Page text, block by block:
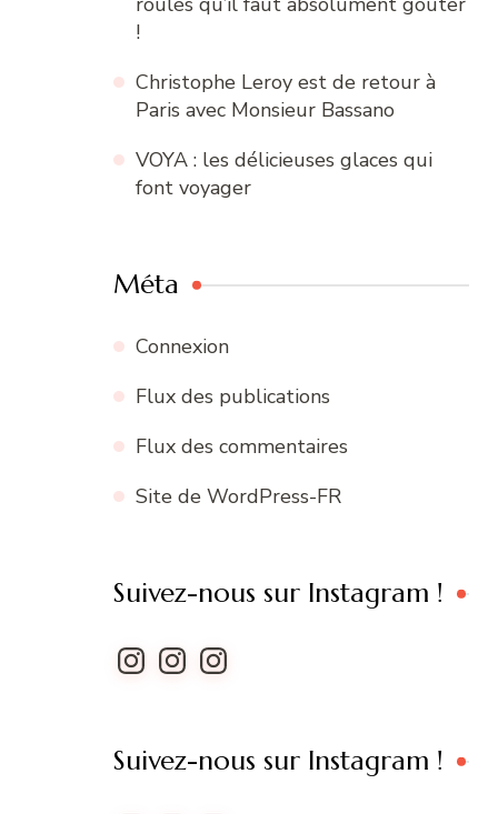
!
Christophe Leroy est de retour à
Paris avec Monsieur Bassano
VOYA : les délicieuses glaces qui
font voyager
Méta
Connexion
Flux des publications
Flux des commentaires
Site de WordPress-FR
Suivez-nous sur Instagram !
Instagram
InstagramInstagram
Suivez-nous sur Instagram !